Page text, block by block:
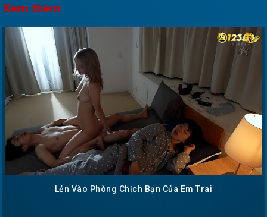
Xem thêm
Lẻn Vào Phòng Chịch Bạn Của Em Trai